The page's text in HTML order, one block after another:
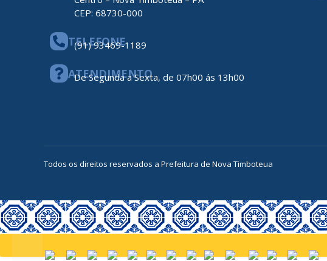
CEP: 68730-000
TELEFONE
(91) 93469-1189
ATENDIMENTO
De Segunda a Sexta, de 07h00 ás 13h00
Todos os direitos reservados a Prefeitura de Nova Timboteua